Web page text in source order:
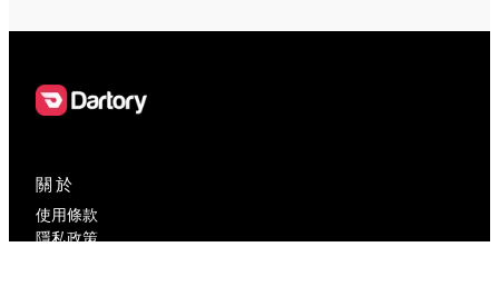
關於
使用條款
隱私政策